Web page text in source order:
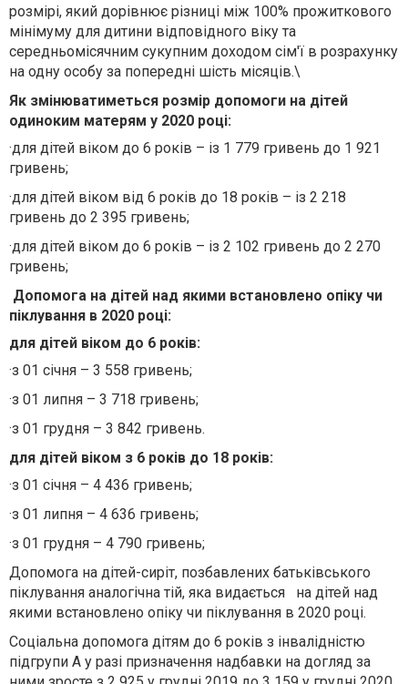
розмірі, який дорівнює різниці між 100% прожиткового
мінімуму для дитини відповідного віку та
середньомісячним сукупним доходом сім'ї в розрахунку
на одну особу за попередні шість місяців.\
Як змінюватиметься розмір допомоги на дітей
одиноким матерям у 2020 році:
·для дітей віком до 6 років – із 1 779 гривень до 1 921
гривень;
·для дітей віком від 6 років до 18 років – із 2 218
гривень до 2 395 гривень;
·для дітей віком до 6 років – із 2 102 гривень до 2 270
гривень;
Допомога на дітей над якими встановлено опіку чи
піклування в 2020 році:
для дітей віком до 6 років:
·з 01 січня – 3 558 гривень;
·з 01 липня – 3 718 гривень;
·з 01 грудня – 3 842 гривень.
для дітей віком з 6 років до 18 років:
·з 01 січня – 4 436 гривень;
·з 01 липня – 4 636 гривень;
·з 01 грудня – 4 790 гривень;
Допомога на дітей-сиріт, позбавлених батьківського
піклування аналогічна тій, яка видається на дітей над
якими встановлено опіку чи піклування в 2020 році.
Соціальна допомога дітям до 6 років з інвалідністю
підгрупи А у разі призначення надбавки на догляд за